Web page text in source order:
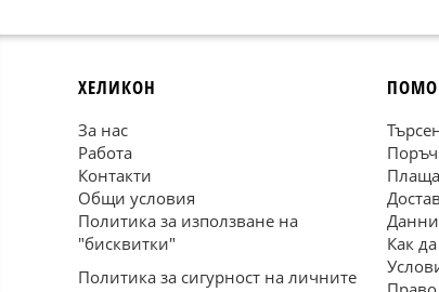
ХЕЛИКОН
За нас
Работа
Контакти
Общи условия
Политика за използване на
"бисквитки"
Политика за сигурност на личните
Данни
Как